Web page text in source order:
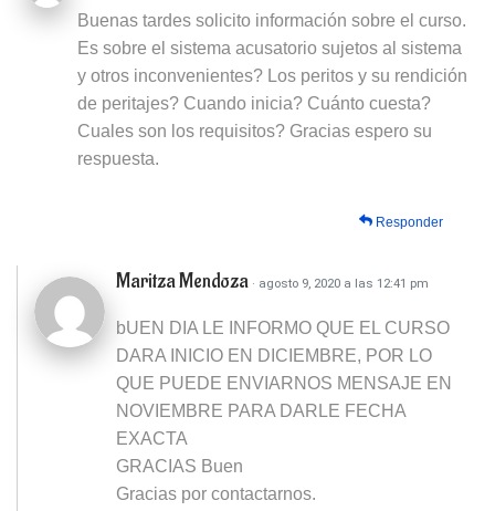
Buenas tardes solicito información sobre el curso.
Es sobre el sistema acusatorio sujetos al sistema
y otros inconvenientes? Los peritos y su rendición
de peritajes? Cuando inicia? Cuánto cuesta?
Cuales son los requisitos? Gracias espero su
respuesta.
Responder
Maritza Mendoza · agosto 9, 2020 a las 12:41 pm
bUEN DIA LE INFORMO QUE EL CURSO
DARA INICIO EN DICIEMBRE, POR LO
QUE PUEDE ENVIARNOS MENSAJE EN
NOVIEMBRE PARA DARLE FECHA
EXACTA
GRACIAS Buen
Gracias por contactarnos.